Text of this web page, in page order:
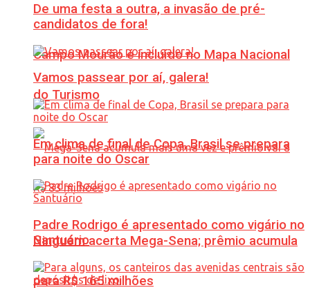
Campo Mourão é incluído no Mapa Nacional
do Turismo
Ninguém acerta Mega-Sena; prêmio acumula
para R$ 165 milhões
De uma festa a outra, a invasão de pré-
candidatos de fora!
Vamos passear por aí, galera!
Em clima de final de Copa, Brasil se prepara
para noite do Oscar
Padre Rodrigo é apresentado como vigário no
Santuário